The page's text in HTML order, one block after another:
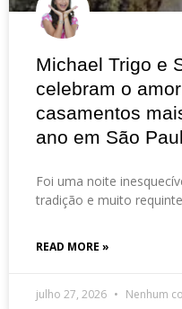
Michael Trigo e
celebram o
casamentos
ano em São
Foi uma noite
tradição e muito
READ MORE »
julho 27, 2026 Nenhum